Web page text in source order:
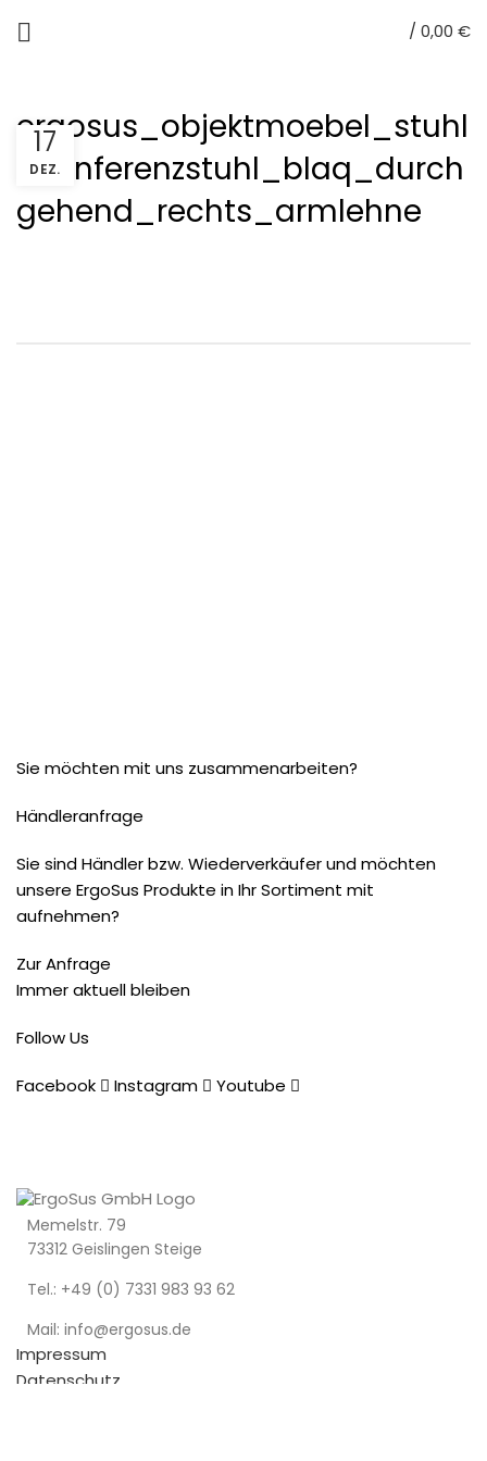
/ 0,00 €
ergosus_objektmoebel_stuhl
_konferenzstuhl_blaq_durch
gehend_rechts_armlehne
17
DEZ.
Sie möchten mit uns zusammenarbeiten?
Händleranfrage
Sie sind Händler bzw. Wiederverkäufer und möchten
unsere ErgoSus Produkte in Ihr Sortiment mit
aufnehmen?
Zur Anfrage
Immer aktuell bleiben
Follow Us
Facebook
Instagram Youtube
Memelstr. 79
73312 Geislingen Steige
Tel.: +49 (0) 7331 983 93 62
Mail: info@ergosus.de
Impressum
Datenschutz